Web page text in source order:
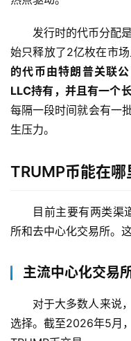
发行时的代币分配
始只释放了2亿枚在市场
的代币由特朗普关联
LLC持有，并且有一个
每隔一段时间就会有一
生压力。
TRUMP币能在哪
目前主要有两类渠
所和去中心化交易所。
主流中心化交易
对于大多数人来说
选择。截至2026年5月